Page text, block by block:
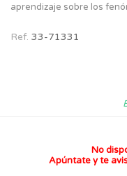
aprendizaje sobre los
Ref. 33-71331
No
Apúntate y te